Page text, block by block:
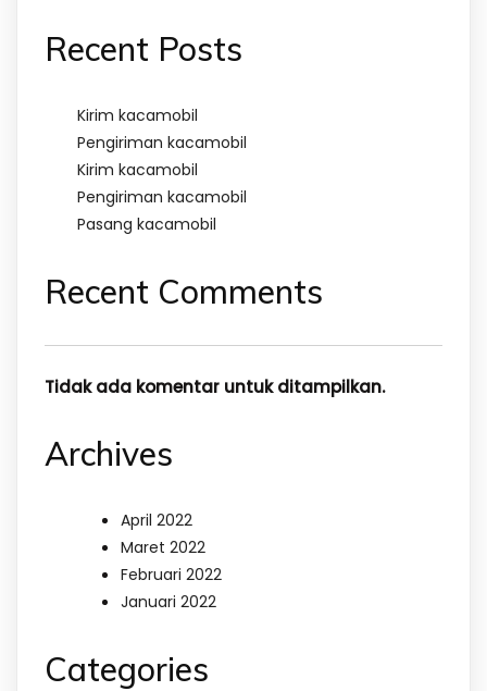
Recent Posts
Kirim kacamobil
Pengiriman kacamobil
Kirim kacamobil
Pengiriman kacamobil
Pasang kacamobil
Recent Comments
Tidak ada komentar untuk ditampilkan.
Archives
April 2022
Maret 2022
Februari 2022
Januari 2022
Categories